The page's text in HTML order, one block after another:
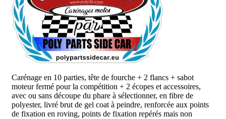
Carénage en 10 parties, tête de fourche + 2 flancs + sabot
moteur fermé pour la compétition + 2 écopes et accessoires,
avec ou sans découpe du phare à sélectionner, en fibre de
polyester, livré brut de gel coat à peindre, renforcée aux points
de fixation en roving, points de fixation repérés mais non